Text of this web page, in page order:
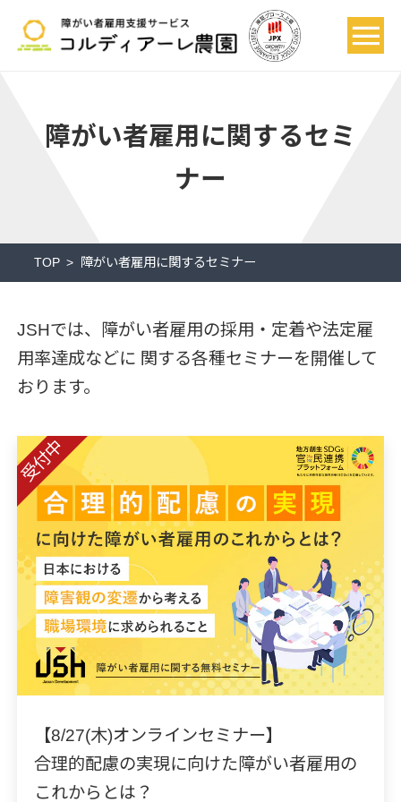
障がい者雇用に関するセミ
ナー
TOP 障がい者雇用に関するセミナー
JSHでは、障がい者雇用の採用・定着や法定雇
用率達成などに 関する各種セミナーを開催して
おります。
受付中
【8/27(木)オンラインセミナー】
合理的配慮の実現に向けた障がい者雇用の
これからとは？